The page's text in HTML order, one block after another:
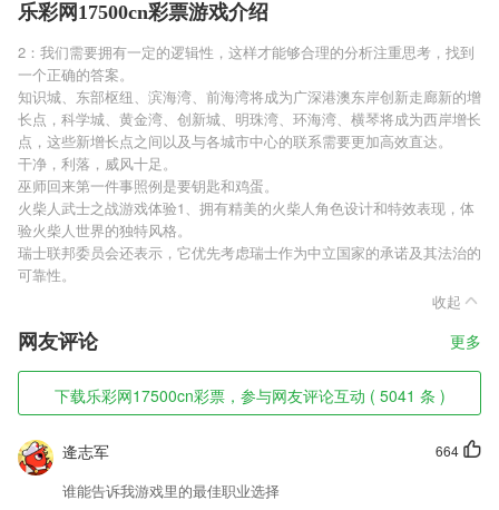
乐彩网17500cn彩票游戏介绍
2：我们需要拥有一定的逻辑性，这样才能够合理的分析注重思考，找到
一个正确的答案。
知识城、东部枢纽、滨海湾、前海湾将成为广深港澳东岸创新走廊新的增
长点，科学城、黄金湾、创新城、明珠湾、环海湾、横琴将成为西岸增长
点，这些新增长点之间以及与各城市中心的联系需要更加高效直达。
干净，利落，威风十足。
巫师回来第一件事照例是要钥匙和鸡蛋。
火柴人武士之战游戏体验1、拥有精美的火柴人角色设计和特效表现，体
验火柴人世界的独特风格。
瑞士联邦委员会还表示，它优先考虑瑞士作为中立国家的承诺及其法治的
可靠性。
收起
网友评论 更多
下载乐彩网17500cn彩票，参与网友评论互动 ( 5041 条 )
664
逄志军
谁能告诉我游戏里的最佳职业选择